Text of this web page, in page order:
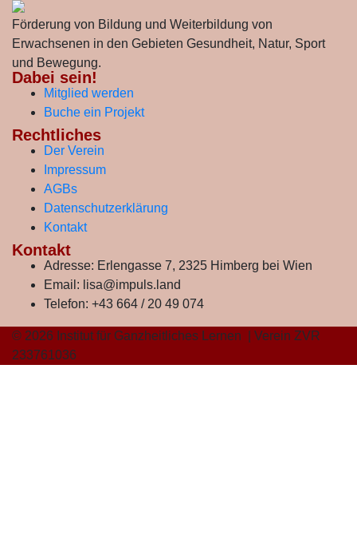
Förderung von Bildung und Weiterbildung von
Erwachsenen in den Gebieten Gesundheit, Natur, Sport
und Bewegung.
Dabei sein!
Mitglied werden
Buche ein Projekt
Rechtliches
Der Verein
Impressum
AGBs
Datenschutzerklärung
Kontakt
Kontakt
Adresse: Erlengasse 7, 2325 Himberg bei Wien
Email: lisa@impuls.land
Telefon: +43 664 / 20 49 074
© 2026 Institut für Ganzheitliches Lernen | Verein ZVR
233761036